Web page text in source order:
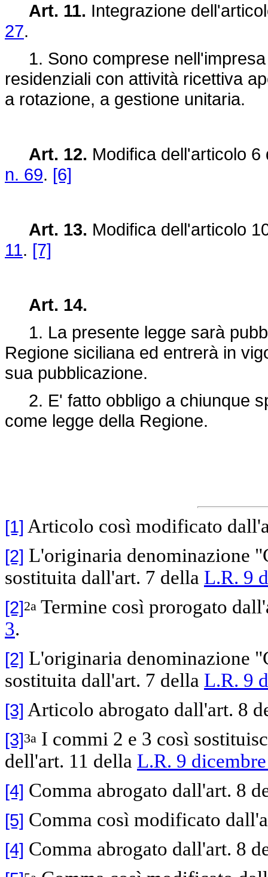
Art. 11. Integrazione
27.
1. Sono comprese nell'impresa
residenziali con attività ricettiva
a rotazione, a gestione unitaria.
Art. 12. Modifica dell'articolo
n. 69. [6]
Art. 13. Modifica dell'articolo
11. [7]
Art. 14.
1. La presente legge sarà
Regione siciliana ed entrerà in
sua pubblicazione.
2. E' fatto obbligo a chiunque
come legge della Regione.
[1] Articolo così modificato
[2] L'originaria denominazione
sostituita dall'art. 7 della L.R. 9
[2]2a Termine così prorogato
3.
[2] L'originaria denominazione
sostituita dall'art. 7 della L.R. 9
[3] Articolo abrogato dall'art. 8
[3]3a I commi 2 e 3 così
dell'art. 11 della L.R. 9
[4] Comma abrogato dall'art. 8
[5] Comma così modificato
[4] Comma abrogato dall'art. 8